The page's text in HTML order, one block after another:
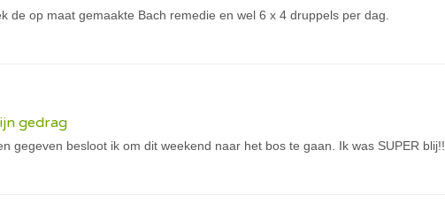
de op maat gemaakte Bach remedie en wel 6 x 4 druppels per dag.
gedrag
gegeven besloot ik om dit weekend naar het bos te gaan. Ik was SUPER blij!!